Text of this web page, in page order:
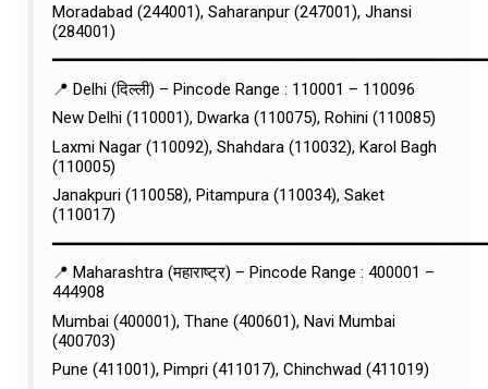
Moradabad (244001), Saharanpur (247001), Jhansi
(284001)
📍 Delhi (दिल्ली) – Pincode Range : 110001 – 110096
New Delhi (110001), Dwarka (110075), Rohini (110085)
Laxmi Nagar (110092), Shahdara (110032), Karol Bagh
(110005)
Janakpuri (110058), Pitampura (110034), Saket
(110017)
📍 Maharashtra (महाराष्ट्र) – Pincode Range : 400001 –
444908
Mumbai (400001), Thane (400601), Navi Mumbai
(400703)
Pune (411001), Pimpri (411017), Chinchwad (411019)